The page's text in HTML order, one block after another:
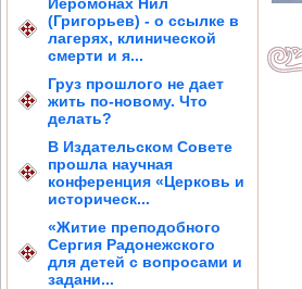
(Григорьев) - о ссылке в
лагерях, клинической
смерти и я...
Груз прошлого не дает
жить по-новому. Что
делать?
В Издательском Совете
прошла научная
конференция «Церковь и
историческ...
«Житие преподобного
Сергия Радонежского
для детей с вопросами и
задани...